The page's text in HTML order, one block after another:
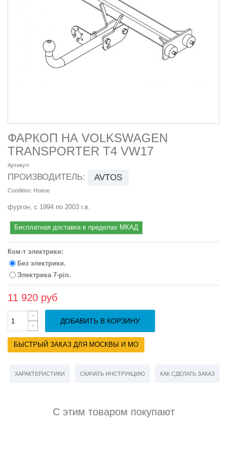
ФАРКОП НА VOLKSWAGEN
TRANSPORTER T4 VW17
Артикул:
ПРОИЗВОДИТЕЛЬ: AVTOS
Condition: Новое
фургон, с 1994 по 2003 г.в.
Бесплатная доставка в пределах МКАД
Ком-т электрики:
Без электрики.
Электрика 7-pin.
11 920 руб
ДОБАВИТЬ В КОРЗИНУ
БЫСТРЫЙ ЗАКАЗ ДЛЯ МОСКВЫ И МО
ХАРАКТЕРИСТИКИ СКАЧАТЬ ИНСТРУКЦИЮ КАК СДЕЛАТЬ ЗАКАЗ
С этим товаром покупают